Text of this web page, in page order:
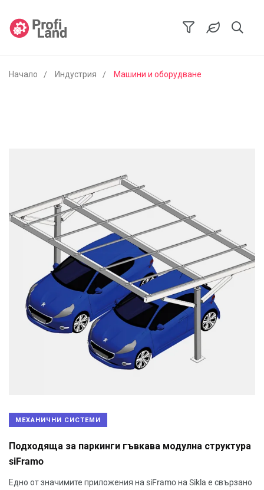
Начало Индустрия Машини и оборудване
МЕХАНИЧНИ СИСТЕМИ
Подходяща за паркинги гъвкава модулна структура
siFramo
Едно от значимите приложения на siFramo на Sikla е свързано